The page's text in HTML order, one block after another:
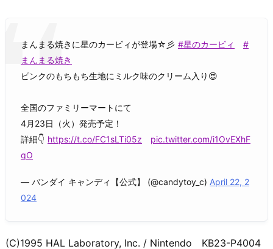
まんまる焼きに星のカービィが登場☆彡 #星のカービィ
#
まんまる焼き
ピンクのもちもち生地にミルク味のクリーム入り😍
全国のファミリーマートにて
4月23日（火）発売予定！
詳細👇 https://t.co/FC1sLTi05z
pic.twitter.com/i1OvEXhF
qO
— バンダイ キャンディ【公式】 (@candytoy_c) April 22, 2
024
(C)1995 HAL Laboratory, Inc. / Nintendo KB23-P4004